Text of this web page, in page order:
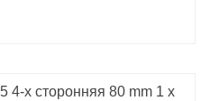
4-х сторонняя 80 mm 1 x